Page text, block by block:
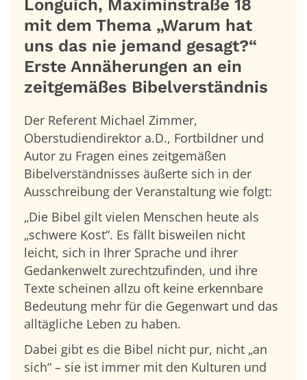
Longuich, Maximinstraße 18
mit dem Thema „Warum hat
uns das nie jemand gesagt?“
Erste Annäherungen an ein
zeitgemäßes Bibelverständnis
Der Referent Michael Zimmer,
Oberstudiendirektor a.D., Fortbildner und
Autor zu Fragen eines zeitgemäßen
Bibelverständnisses äußerte sich in der
Ausschreibung der Veranstaltung wie folgt:
„Die Bibel gilt vielen Menschen heute als
„schwere Kost“. Es fällt bisweilen nicht
leicht, sich in Ihrer Sprache und ihrer
Gedankenwelt zurechtzufinden, und ihre
Texte scheinen allzu oft keine erkennbare
Bedeutung mehr für die Gegenwart und das
alltägliche Leben zu haben.
Dabei gibt es die Bibel nicht pur, nicht „an
sich“ – sie ist immer mit den Kulturen und